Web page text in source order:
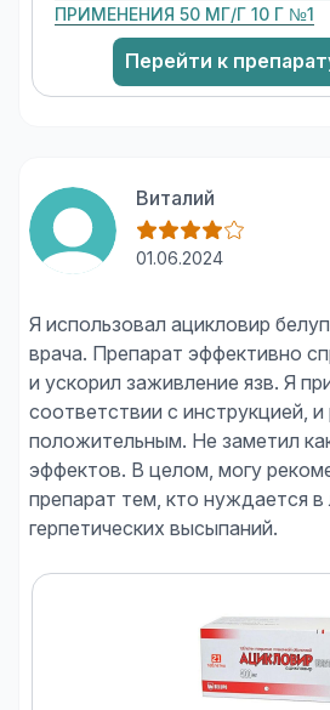
ПРИМЕНЕНИЯ 50 МГ/Г 10 Г №1
Перейти к
Виталий
01.06.2024
Я использовал ацикловир
врача. Препарат эффективно
и ускорил заживление язв. Я
соответствии с инструкцией, и
положительным. Не заметил
эффектов. В целом, могу
препарат тем, кто нуждается в